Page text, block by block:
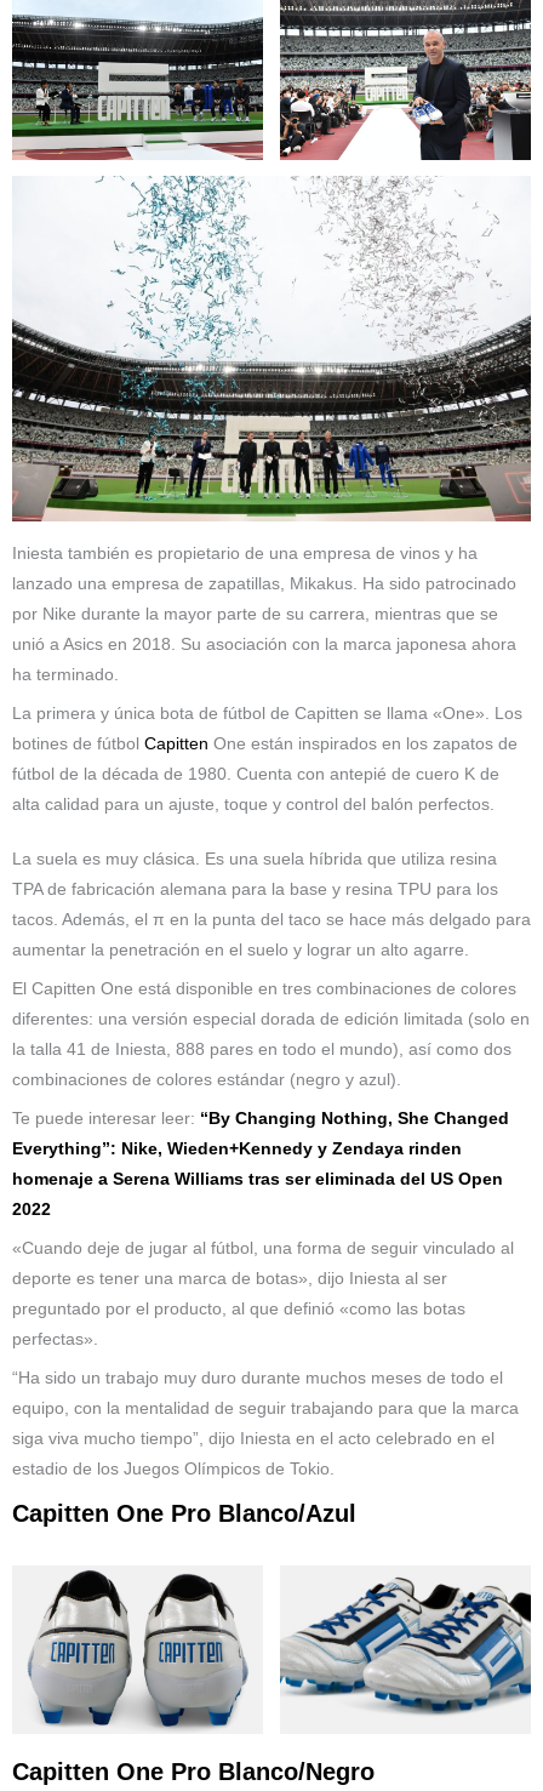
Iniesta también es propietario de una empresa de vinos y ha
lanzado una empresa de zapatillas, Mikakus. Ha sido patrocinado
por Nike durante la mayor parte de su carrera, mientras que se
unió a Asics en 2018. Su asociación con la marca japonesa ahora
ha terminado.
La primera y única bota de fútbol de Capitten se llama «One». Los
botines de fútbol Capitten One están inspirados en los zapatos de
fútbol de la década de 1980. Cuenta con antepié de cuero K de
alta calidad para un ajuste, toque y control del balón perfectos.
La suela es muy clásica. Es una suela híbrida que utiliza resina
TPA de fabricación alemana para la base y resina TPU para los
tacos. Además, el π en la punta del taco se hace más delgado para
aumentar la penetración en el suelo y lograr un alto agarre.
El Capitten One está disponible en tres combinaciones de colores
diferentes: una versión especial dorada de edición limitada (solo en
la talla 41 de Iniesta, 888 pares en todo el mundo), así como dos
combinaciones de colores estándar (negro y azul).
Te puede interesar leer: “By Changing Nothing, She Changed
Everything”: Nike, Wieden+Kennedy y Zendaya rinden
homenaje a Serena Williams tras ser eliminada del US Open
2022
«Cuando deje de jugar al fútbol, ​​una forma de seguir vinculado al
deporte es tener una marca de botas», dijo Iniesta al ser
preguntado por el producto, al que definió «como las botas
perfectas».
“Ha sido un trabajo muy duro durante muchos meses de todo el
equipo, con la mentalidad de seguir trabajando para que la marca
siga viva mucho tiempo”, dijo Iniesta en el acto celebrado en el
estadio de los Juegos Olímpicos de Tokio.
Capitten One Pro Blanco/Azul
Capitten One Pro Blanco/Negro